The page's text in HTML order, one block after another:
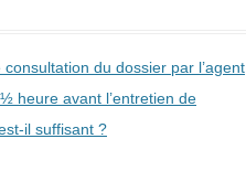
articles
consultation du dossier par l’agent
heure avant l’entretien de
il suffisant ?